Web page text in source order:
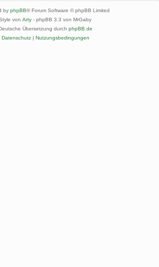
by phpBB® Forum Software © phpBB Limited
von Arty - phpBB 3.3 von MrGaby
Übersetzung durch phpBB.de
Datenschutz| Nutzungsbedingungen